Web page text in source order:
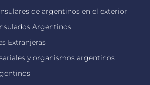
de argentinos en el exterior
Argentinos
Extranjeras
y organismos argentinos